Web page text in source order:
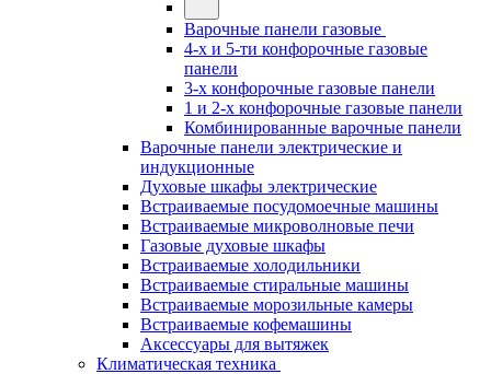
Варочные панели газовые
4-х и 5-ти конфорочные газовые
панели
3-х конфорочные газовые панели
1 и 2-х конфорочные газовые панели
Комбинированные варочные панели
Варочные панели электрические и
индукционные
Духовые шкафы электрические
Встраиваемые посудомоечные машины
Встраиваемые микроволновые печи
Газовые духовые шкафы
Встраиваемые холодильники
Встраиваемые стиральные машины
Встраиваемые морозильные камеры
Встраиваемые кофемашины
Аксессуары для вытяжек
Климатическая техника